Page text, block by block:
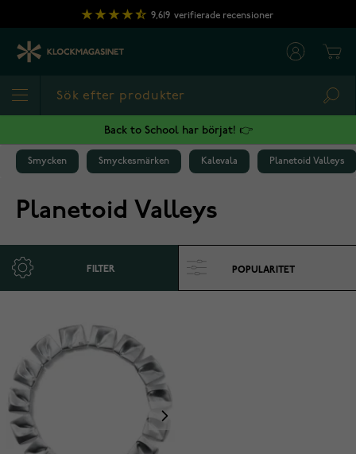
Hoppa till innehållet
9,619 verifierade recensioner
Back to School har börjat! 👉
Smycken Smyckesmärken Kalevala Planetoid Valleys
Planetoid Valleys
FILTER